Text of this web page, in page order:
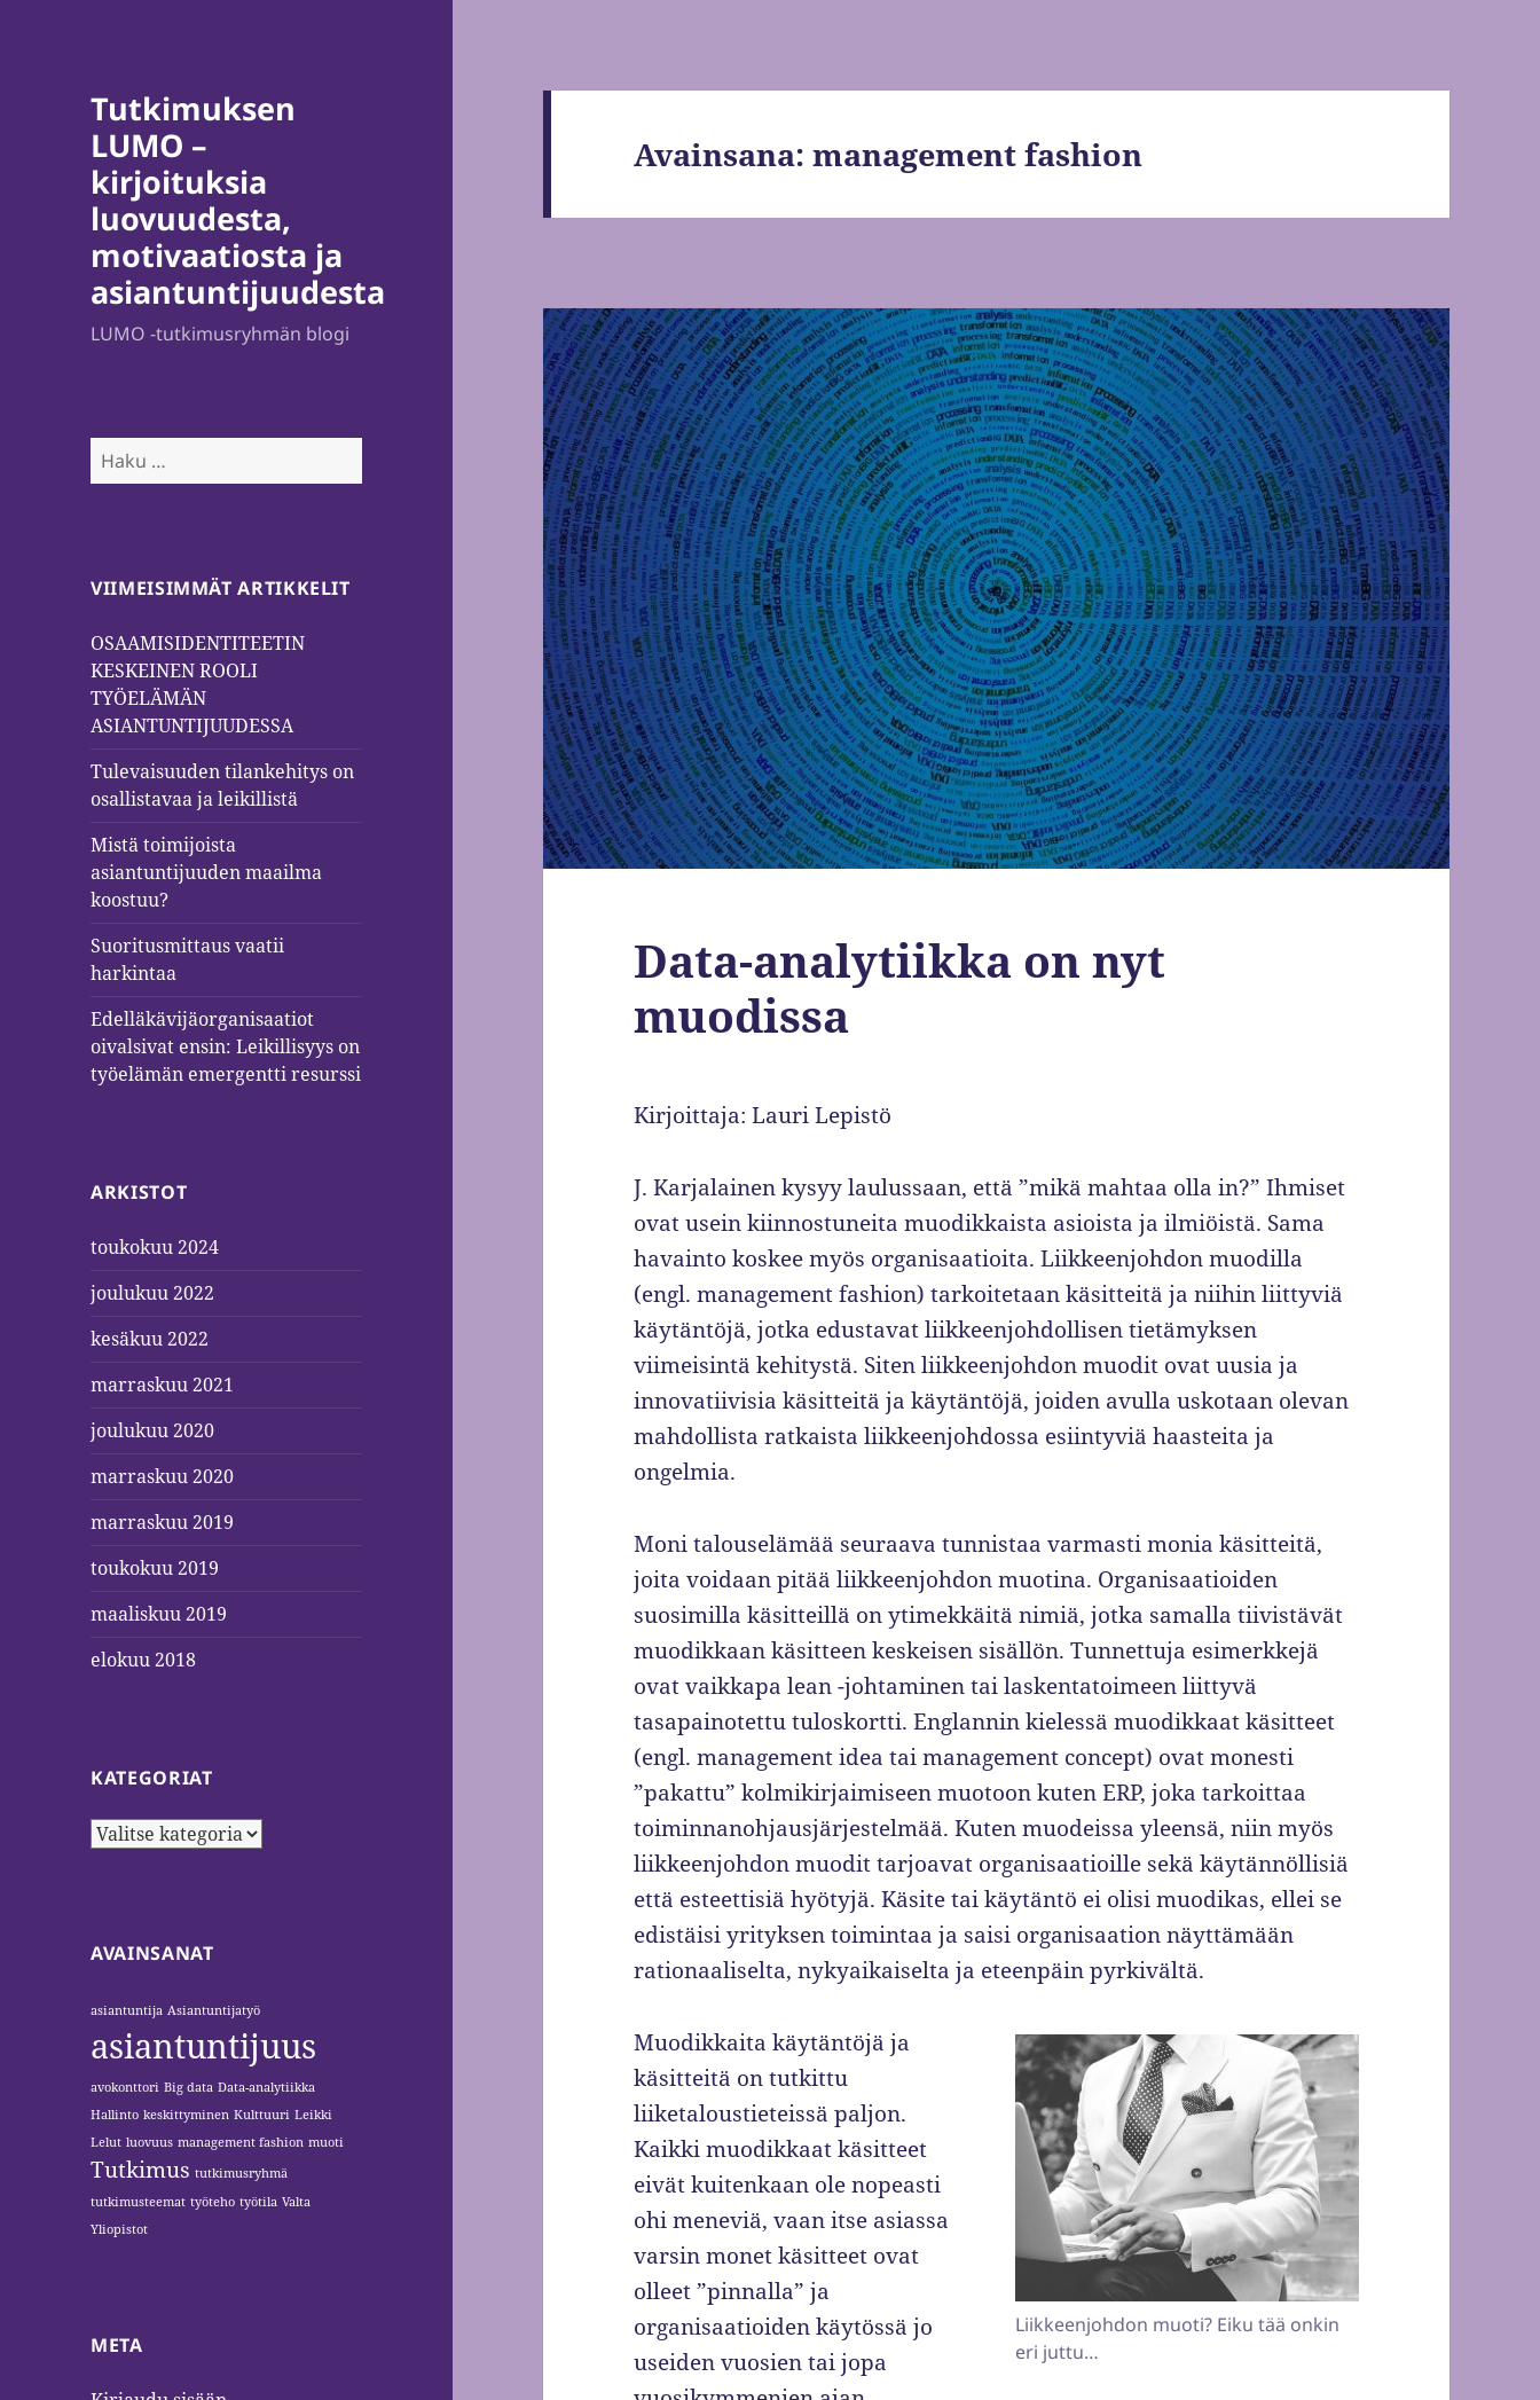
Tutkimuksen
LUMO –
kirjoituksia
luovuudesta,
motivaatiosta ja
asiantuntijuudesta
LUMO -tutkimusryhmän blogi
Haku:
VIIMEISIMMÄT ARTIKKELIT
OSAAMISIDENTITEETIN
KESKEINEN ROOLI
TYÖELÄMÄN
ASIANTUNTIJUUDESSA
Tulevaisuuden tilankehitys on
osallistavaa ja leikillistä
Mistä toimijoista
asiantuntijuuden maailma
koostuu?
Suoritusmittaus vaatii
harkintaa
Edelläkävijäorganisaatiot
oivalsivat ensin: Leikillisyys on
työelämän emergentti resurssi
ARKISTOT
toukokuu 2024
joulukuu 2022
kesäkuu 2022
marraskuu 2021
joulukuu 2020
marraskuu 2020
marraskuu 2019
toukokuu 2019
maaliskuu 2019
elokuu 2018
KATEGORIAT
Kategoriat
AVAINSANAT
asiantuntija Asiantuntijatyö
asiantuntijuus
avokonttori Big data Data-analytiikka
Hallinto keskittyminen Kulttuuri Leikki
Lelut luovuus management fashion muoti
Tutkimus tutkimusryhmä
tutkimusteemat työteho työtila Valta
Yliopistot
META
Avainsana:management fashion
Data-analytiikka on nyt
muodissa
Kirjoittaja: Lauri Lepistö
J. Karjalainen kysyy laulussaan, että ”mikä mahtaa olla in?” Ihmiset
ovat usein kiinnostuneita muodikkaista asioista ja ilmiöistä. Sama
havainto koskee myös organisaatioita. Liikkeenjohdon muodilla
(engl. management fashion) tarkoitetaan käsitteitä ja niihin liittyviä
käytäntöjä, jotka edustavat liikkeenjohdollisen tietämyksen
viimeisintä kehitystä. Siten liikkeenjohdon muodit ovat uusia ja
innovatiivisia käsitteitä ja käytäntöjä, joiden avulla uskotaan olevan
mahdollista ratkaista liikkeenjohdossa esiintyviä haasteita ja
ongelmia.
Moni talouselämää seuraava tunnistaa varmasti monia käsitteitä,
joita voidaan pitää liikkeenjohdon muotina. Organisaatioiden
suosimilla käsitteillä on ytimekkäitä nimiä, jotka samalla tiivistävät
muodikkaan käsitteen keskeisen sisällön. Tunnettuja esimerkkejä
ovat vaikkapa lean -johtaminen tai laskentatoimeen liittyvä
tasapainotettu tuloskortti. Englannin kielessä muodikkaat käsitteet
(engl. management idea tai management concept) ovat monesti
”pakattu” kolmikirjaimiseen muotoon kuten ERP, joka tarkoittaa
toiminnanohjausjärjestelmää. Kuten muodeissa yleensä, niin myös
liikkeenjohdon muodit tarjoavat organisaatioille sekä käytännöllisiä
että esteettisiä hyötyjä. Käsite tai käytäntö ei olisi muodikas, ellei se
edistäisi yrityksen toimintaa ja saisi organisaation näyttämään
rationaaliselta, nykyaikaiselta ja eteenpäin pyrkivältä.
Liikkeenjohdon muoti? Eiku tää onkin
eri juttu…
Muodikkaita käytäntöjä ja
käsitteitä on tutkittu
liiketaloustieteissä paljon.
Kaikki muodikkaat käsitteet
eivät kuitenkaan ole nopeasti
ohi meneviä, vaan itse asiassa
varsin monet käsitteet ovat
olleet ”pinnalla” ja
organisaatioiden käytössä jo
useiden vuosien tai jopa